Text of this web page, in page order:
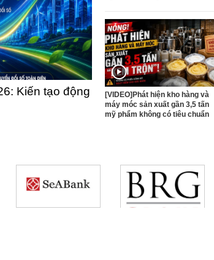
Kiến tạo động
[VIDEO]Phát hiện kho hàng và
máy móc sản xuất gần 3,5 tấn
mỹ phẩm không có tiêu chuẩn